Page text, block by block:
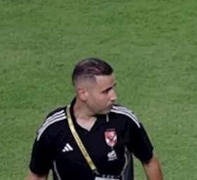
وخروجه من الملعب متأثرًا